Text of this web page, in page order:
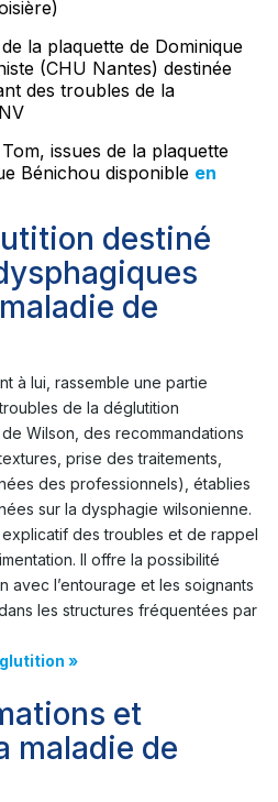
la plaquette de Dominique
(CHU Nantes) destinée
des troubles de la
issues de la plaquette
Bénichou disponible en
destiné
de
à lui, rassemble une partie
de la déglutition
Wilson, des recommandations
prise des traitements,
des professionnels), établies
sur la dysphagie wilsonienne.
des troubles et de rappel
Il offre la possibilité
avec l’entourage et les soignants
les structures fréquentées par
»
et
maladie de